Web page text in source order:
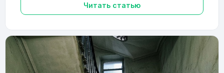
Читать статью